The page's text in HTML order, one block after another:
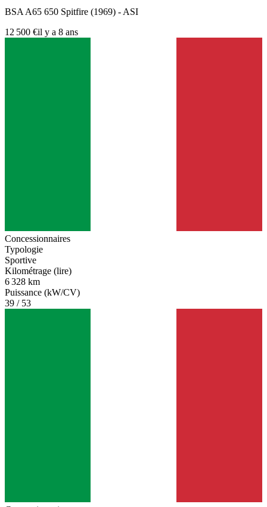
BSA A65 650 Spitfire (1969) - ASI
12 500 €il y a 8 ans
Concessionnaires
Typologie
Sportive
Kilométrage (lire)
6 328 km
Puissance (kW/CV)
39 / 53